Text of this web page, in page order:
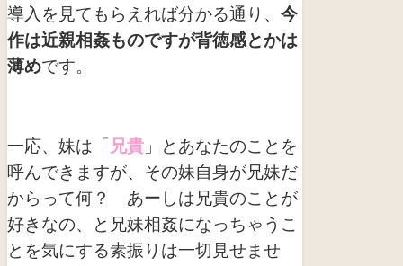
導入を見てもらえれば分かる通り、 今
作は近親相姦ものですが背徳感とかは
薄めです。
一応、妹は「 兄貴 」とあなたのことを
呼んできますが、その妹自身が兄妹だ
からって何？ あーしは兄貴のことが
好きなの、と兄妹相姦になっちゃうこ
とを気にする素振りは一切見せませ